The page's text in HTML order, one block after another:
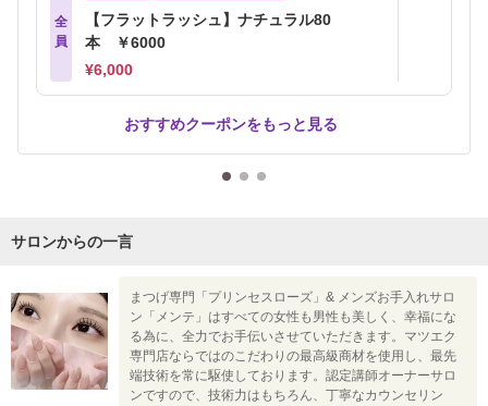
全
員
【フラットラッシュ】ナチュラル80
本 ￥6000
¥6,000
おすすめクーポンをもっと見る
サロンからの一言
まつげ専門「プリンセスローズ」& メンズお手入れサロ
ン「メンテ」はすべての女性も男性も美しく、幸福にな
る為に、全力でお手伝いさせていただきます。マツエク
専門店ならではのこだわりの最高級商材を使用し、最先
端技術を常に駆使しております。認定講師オーナーサロ
ンですので、技術力はもちろん、丁寧なカウンセリン